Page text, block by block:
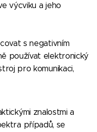
výcviku a jeho
s negativním
používat elektronický
pro komunikaci,
znalostmi a
případů, se